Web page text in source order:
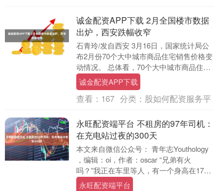
诚金配资APP下载 2月全国楼市数据
出炉，西安跌幅收窄
石青玲/发自西安 3月16日，国家统计局公
布2月份70个大中城市商品住宅销售价格变
动情况。 总体看，70个大中城市商品住宅
销售价格环比降幅继续收窄、同比下降。
新....
诚金配资APP下载
查看： 167 分类： 股如何配资服务平
永旺配资端平台 不租房的97年司机：
在充电站过夜的300天
本文来自微信公众号： 青年志Youthology
，编辑：oi，作者：oscar “兄弟有火
吗？”我正在车里等人，有一个身高在170
厘米、身型精壮的男人在车窗外....
永旺配资端平台